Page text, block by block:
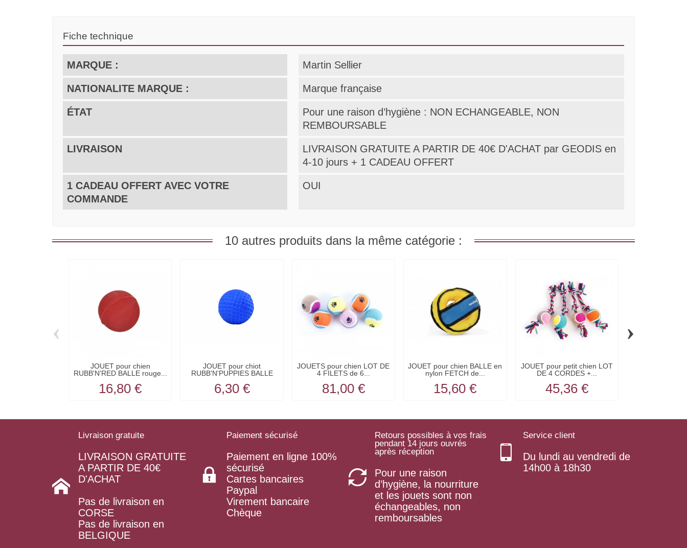
Fiche technique
MARQUE : Martin Sellier
NATIONALITE MARQUE : Marque française
ÉTAT
Pour une raison d’hygiène : NON ECHANGEABLE, NON
REMBOURSABLE
LIVRAISON
LIVRAISON GRATUITE A PARTIR DE 40€ D'ACHAT par GEODIS en
4-10 jours + 1 CADEAU OFFERT
1 CADEAU OFFERT AVEC VOTRE
COMMANDE
OUI
10 autres produits dans la même catégorie :
JOUET pour chien
RUBB'N'RED BALLE rouge...
16,80 €
JOUET pour chiot
RUBB'N'PUPPIES BALLE
6,30 €
JOUETS pour chien LOT DE
4 FILETS de 6...
81,00 €
JOUET pour chien BALLE en
nylon FETCH de...
15,60 €
JOUET pour petit chien LOT
DE 4 CORDES +...
45,36 €
‹ ›
Livraison gratuite
LIVRAISON GRATUITE
A PARTIR DE 40€
D'ACHAT
Pas de livraison en
CORSE
Pas de livraison en
BELGIQUE
Paiement sécurisé
Paiement en ligne 100%
sécurisé
Cartes bancaires
Paypal
Virement bancaire
Chèque
Retours possibles à vos frais
pendant 14 jours ouvrés
après réception
Pour une raison
d’hygiène, la nourriture
et les jouets sont non
échangeables, non
remboursables
Service client
Du lundi au vendredi de
14h00 à 18h30